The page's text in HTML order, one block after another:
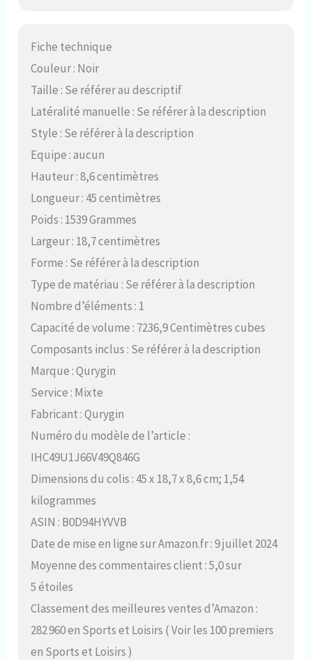
Fiche technique
Couleur : Noir
Taille : Se référer au descriptif
Latéralité manuelle : Se référer à la description
Style : Se référer à la description
Equipe : aucun
Hauteur : 8,6 centimètres
Longueur : 45 centimètres
Poids : 1539 Grammes
Largeur : 18,7 centimètres
Forme : Se référer à la description
Type de matériau : Se référer à la description
Nombre d’éléments : 1
Capacité de volume : 7236,9 Centimètres cubes
Composants inclus : Se référer à la description
Marque : Qurygin
Service : Mixte
Fabricant : Qurygin
Numéro du modèle de l’article :
IHC49U1J66V49Q846G
Dimensions du colis : 45 x 18,7 x 8,6 cm; 1,54
kilogrammes
ASIN : B0D94HYVVB
Date de mise en ligne sur Amazon.fr : 9 juillet 2024
Moyenne des commentaires client : 5,0 sur
5 étoiles
Classement des meilleures ventes d’Amazon :
282 960 en Sports et Loisirs ( Voir les 100 premiers
en Sports et Loisirs )